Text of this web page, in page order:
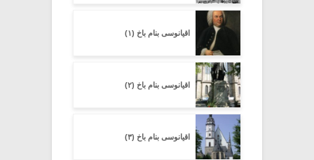
اقیانوسی بنام باخ (۱)
اقیانوسی بنام باخ (۲)
اقیانوسی بنام باخ (۳)